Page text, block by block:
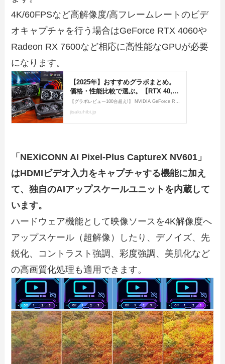
4K/60FPSなど高解像度/高フレームレートのビデ
オキャプチャを行う場合はGeForce RTX 4060や
Radeon RX 7600など相応に高性能なGPUが必要
になります。
「NEXiCONN AI Pixel-Plus CaptureX NV601」
はHDMIビデオ入力をキャプチャする機能に加え
て、独自のAIアップスケールユニットを内蔵して
います。
ハードウェア機能として映像ソースを4K解像度へ
アップスケール（超解像）したり、デノイズ、先
鋭化、コントラスト強調、彩度強調、美肌化など
の高画質化処理も適用できます。